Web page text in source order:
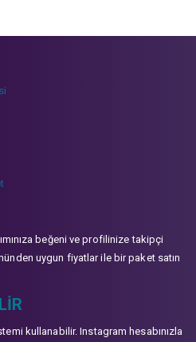
beğeni ve profilinize takipçi
uygun fiyatlar ile bir paket satın
kullanabilir. Instagram hesabınızla